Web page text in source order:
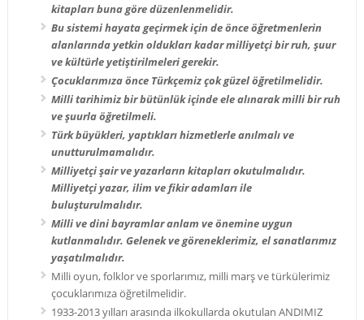
kitapları buna göre düzenlenmelidir.
Bu sistemi hayata geçirmek için de önce öğretmenlerin
alanlarında yetkin oldukları kadar milliyetçi bir ruh, şuur
ve kültürle yetiştirilmeleri gerekir.
Çocuklarımıza önce Türkçemiz çok güzel öğretilmelidir.
Milli tarihimiz bir bütünlük içinde ele alınarak milli bir ruh
ve şuurla öğretilmeli.
Türk büyükleri, yaptıkları hizmetlerle anılmalı ve
unutturulmamalıdır.
Milliyetçi şair ve yazarların kitapları okutulmalıdır.
Milliyetçi yazar, ilim ve fikir adamları ile
buluşturulmalıdır.
Milli ve dini bayramlar anlam ve önemine uygun
kutlanmalıdır. Gelenek ve göreneklerimiz, el sanatlarımız
yaşatılmalıdır.
Milli oyun, folklor ve sporlarımız, milli marş ve türkülerimiz
çocuklarımıza öğretilmelidir.
1933-2013 yılları arasında ilkokullarda okutulan ANDIMIZ